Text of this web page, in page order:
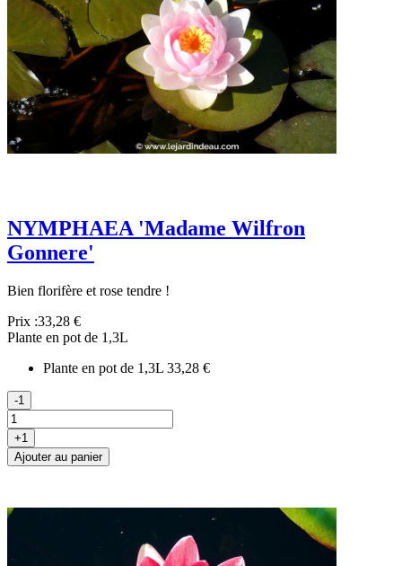
NYMPHAEA 'Madame Wilfron
Gonnere'
Bien florifère et rose tendre !
Prix :33,28 €
Plante en pot de 1,3L
Plante en pot de 1,3L 33,28 €
-1
+1
Ajouter au panier